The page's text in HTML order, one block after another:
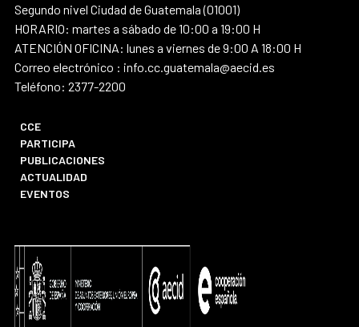
Segundo nivel Ciudad de Guatemala (01001)
HORARIO: martes a sábado de 10:00 a 19:00 H
ATENCIÓN OFICINA: lunes a viernes de 9:00 A 18:00 H
Correo electrónico : info.cc.guatemala@aecid.es
Teléfono: 2377-2200
CCE
PARTICIPA
PUBLICACIONES
ACTUALIDAD
EVENTOS